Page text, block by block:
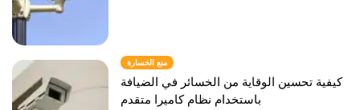
منع الخسارة
كيفية تحسين الوقاية من الخسائر في الضيافة
باستخدام نظام كاميرا متقدم